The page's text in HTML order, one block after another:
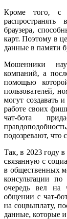
Кроме того, с
браузера,
карт. Поэтому в
данные в памяти
Мошенники
компаний, а
помощью
пользователей,
могут создавать
работе своих
чат-бота
подозревают, что
Так, в 2023 году
связанную с
в общественных
консультации
очередь вел на
общении с чат-
на соцвыплату,
данные, которые